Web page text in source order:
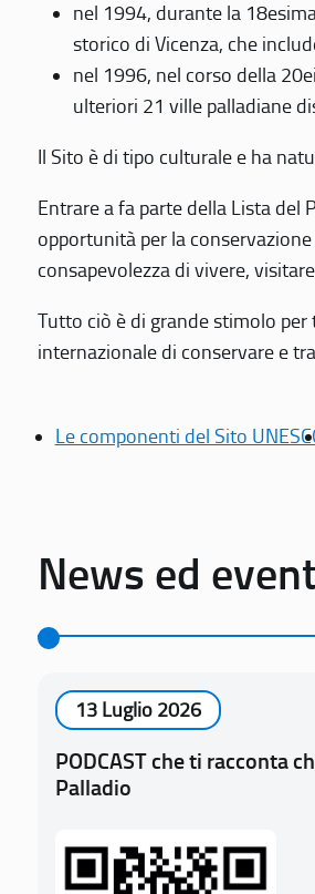
nel 1994, durante la
storico di Vicenza, che
nel 1996, nel corso della
ulteriori 21 ville palladiane
Il Sito è di tipo culturale e ha
Entrare a fa parte della Lista
opportunità per la
consapevolezza di vivere,
Tutto ciò è di grande stimolo
internazionale di conservare e
Le componenti del Sito
News ed
13 Luglio 2026
PODCAST che ti racconta
Palladio